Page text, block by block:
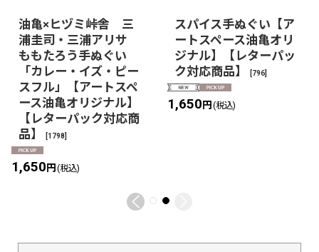
油亀×ヒヅミ峠舎 三
浦圭司・三浦アリサ
ももたろう手ぬぐい
「カレー・イズ・ピー
スフル」【アートスペ
ース油亀オリジナル】
【レターパック対応商
品】
[1798]
1,650円 (税込)
スパイス手ぬぐい【ア
ートスペース油亀オリ
ジナル】【レターパッ
ク対応商品】
[796]
1,650円 (税込)